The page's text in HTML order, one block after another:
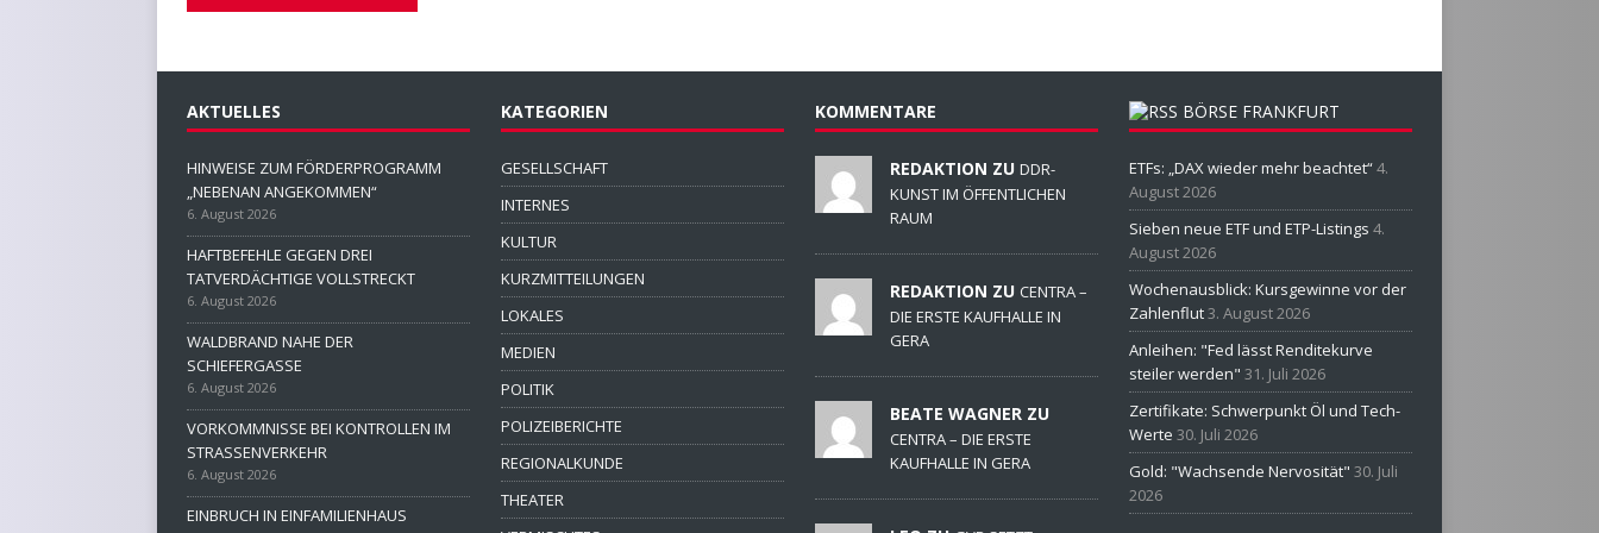
AKTUELLES
HINWEISE ZUM FÖRDERPROGRAMM
„NEBENAN ANGEKOMMEN“
6. August 2026
HAFTBEFEHLE GEGEN DREI
TATVERDÄCHTIGE VOLLSTRECKT
6. August 2026
WALDBRAND NAHE DER
SCHIEFERGASSE
6. August 2026
VORKOMMNISSE BEI KONTROLLEN IM
STRASSENVERKEHR
6. August 2026
EINBRUCH IN EINFAMILIENHAUS
KATEGORIEN
GESELLSCHAFT
INTERNES
KULTUR
KURZMITTEILUNGEN
LOKALES
MEDIEN
POLITIK
POLIZEIBERICHTE
REGIONALKUNDE
THEATER
KOMMENTARE
REDAKTION ZU DDR-
KUNST IM ÖFFENTLICHEN
RAUM
REDAKTION ZU CENTRA –
DIE ERSTE KAUFHALLE IN
GERA
BEATE WAGNER ZU
CENTRA – DIE ERSTE
KAUFHALLE IN GERA
BÖRSE FRANKFURT
ETFs: „DAX wieder mehr beachtet“4.
August 2026
Sieben neue ETF und ETP-Listings 4.
August 2026
Wochenausblick: Kursgewinne vor der
Zahlenflut3. August 2026
Anleihen: "Fed lässt Renditekurve
steiler werden" 31. Juli 2026
Zertifikate: Schwerpunkt Öl und Tech-
Werte 30. Juli 2026
Gold: "Wachsende Nervosität" 30. Juli
2026